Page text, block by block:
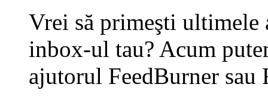
Vrei să primeşti
inbox-ul tau? Acum
ajutorul FeedBurner sau